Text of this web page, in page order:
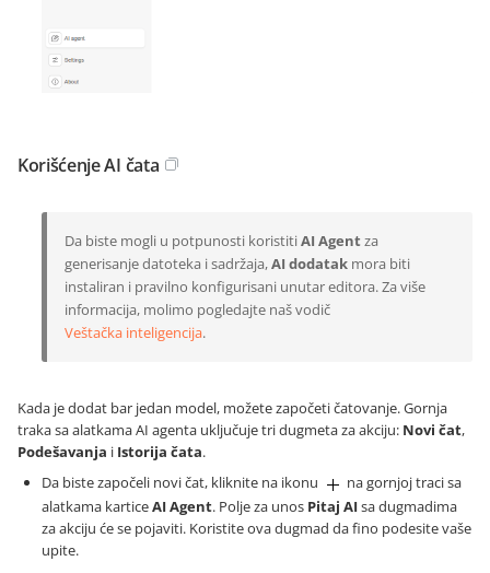
Korišćenje AI čata
Da biste mogli u potpunosti koristitiAI Agentza
generisanje datoteka i sadržaja,AI dodatak mora biti
instaliran i pravilno konfigurisani unutar editora. Za više
informacija, molimo pogledajte naš vodič
Veštačka inteligencija.
Kada je dodat bar jedan model, možete započeti čatovanje. Gornja
traka sa alatkama AI agenta uključuje tri dugmeta za akciju: Novi čat,
Podešavanja i Istorija čata.
Da biste započeli novi čat, kliknite na ikonu
na gornjoj traci sa
alatkama karticeAI Agent. Polje za unos Pitaj AIsa dugmadima
za akciju će se pojaviti. Koristite ova dugmad da fino podesite vaše
upite.